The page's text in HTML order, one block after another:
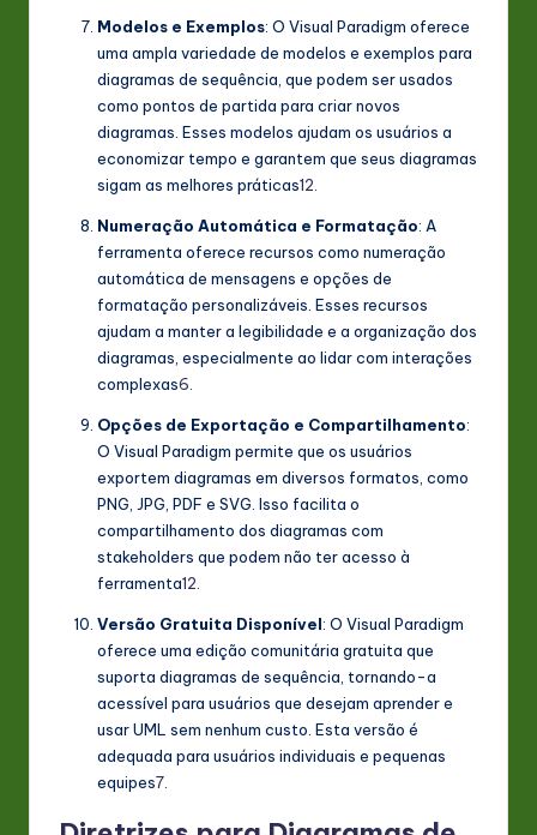
Modelos e Exemplos: O Visual Paradigm oferece
uma ampla variedade de modelos e exemplos para
diagramas de sequência, que podem ser usados
como pontos de partida para criar novos
diagramas. Esses modelos ajudam os usuários a
economizar tempo e garantem que seus diagramas
sigam as melhores práticas12
Numeração Automática e Formatação: A
ferramenta oferece recursos como numeração
automática de mensagens e opções de
formatação personalizáveis. Esses recursos
ajudam a manter a legibilidade e a organização dos
diagramas, especialmente ao lidar com interações
complexas6
Opções de Exportação e Compartilhamento:
O Visual Paradigm permite que os usuários
exportem diagramas em diversos formatos, como
PNG, JPG, PDF e SVG. Isso facilita o
compartilhamento dos diagramas com
stakeholders que podem não ter acesso à
ferramenta12
Versão Gratuita Disponível: O Visual Paradigm
oferece uma edição comunitária gratuita que
suporta diagramas de sequência, tornando-a
acessível para usuários que desejam aprender e
usar UML sem nenhum custo. Esta versão é
adequada para usuários individuais e pequenas
equipes7